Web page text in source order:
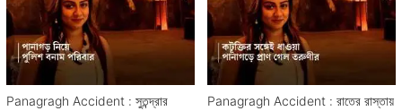
Panagragh Accident : সুতন্দ্রার
Panagragh Accident : রাতের রাস্তায়